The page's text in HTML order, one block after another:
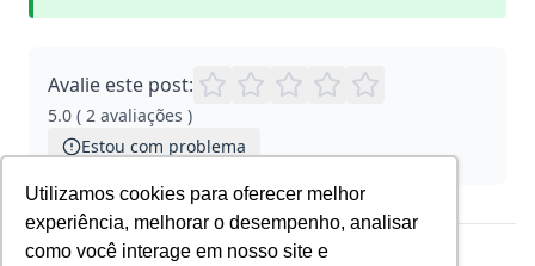
Utilizamos cookies para oferecer melhor
experiência, melhorar o desempenho, analisar
como você interage em nosso site e
Avalie este post:
5.0 ( 2 avaliações )
Estou com problema